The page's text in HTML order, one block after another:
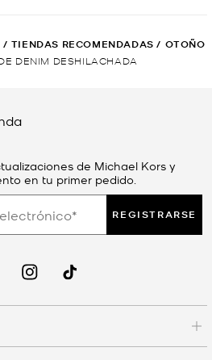
/ TIENDAS RECOMENDADAS / OTOÑO
DENIM DESHILACHADA
de Michael Kors y
en tu primer pedido.
REGISTRARSE